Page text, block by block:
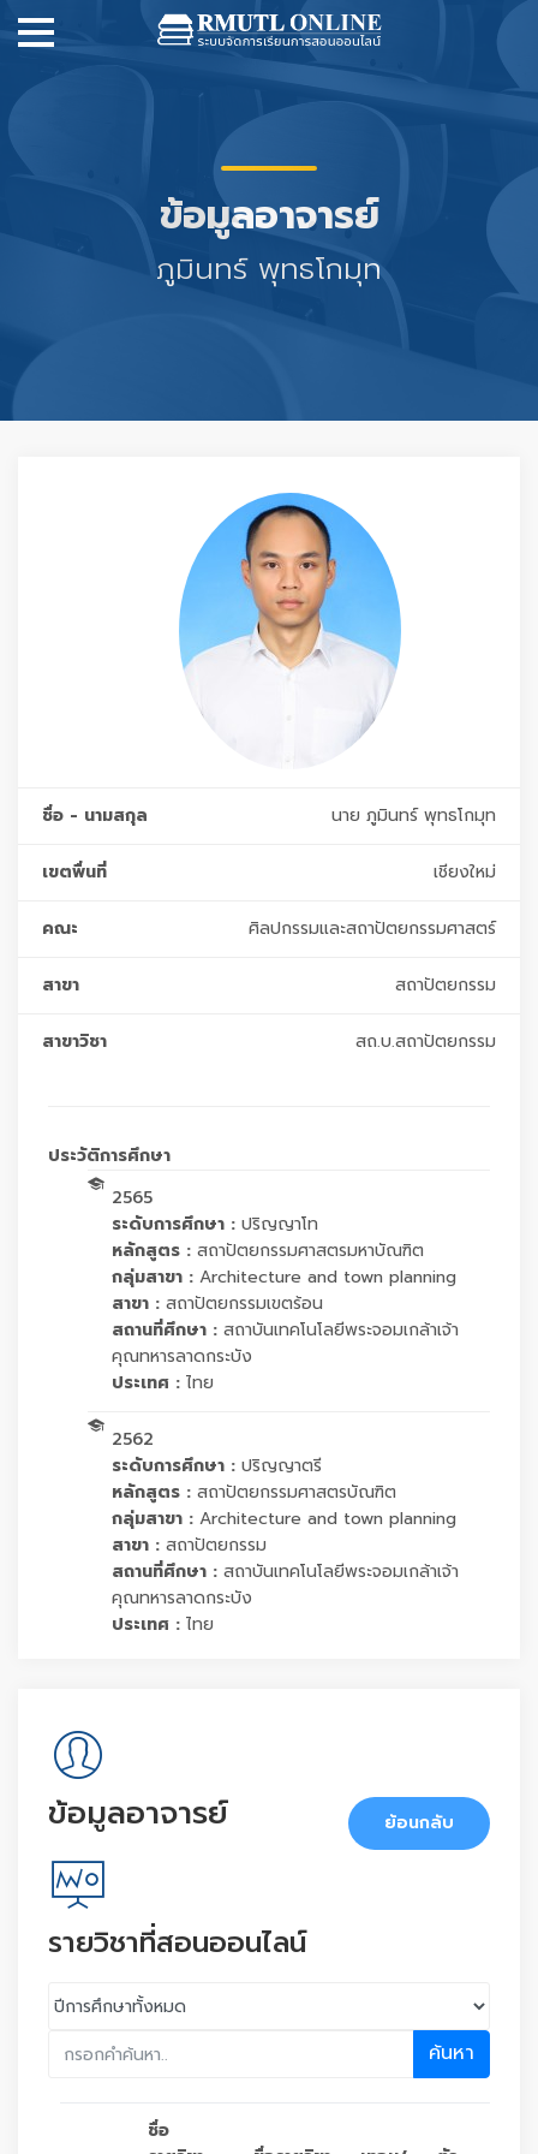
ข้อมูลอาจารย์
ภูมินทร์ พุทธโกมุท
ชื่อ - นามสกุล นาย ภูมินทร์ พุทธโกมุท
เขตพื่นที่ เชียงใหม่
คณะ ศิลปกรรมและสถาปัตยกรรมศาสตร์
สาขา สถาปัตยกรรม
สาขาวิชา สถ.บ.สถาปัตยกรรม
ประวัติการศึกษา
2565
ระดับการศึกษา : ปริญญาโท
หลักสูตร : สถาปัตยกรรมศาสตรมหาบัณฑิต
กลุ่มสาขา : Architecture and town planning
สาขา : สถาปัตยกรรมเขตร้อน
สถานที่ศึกษา : สถาบันเทคโนโลยีพระจอมเกล้าเจ้า
คุณทหารลาดกระบัง
ประเทศ : ไทย
2562
ระดับการศึกษา : ปริญญาตรี
หลักสูตร : สถาปัตยกรรมศาสตรบัณฑิต
กลุ่มสาขา : Architecture and town planning
สาขา : สถาปัตยกรรม
สถานที่ศึกษา : สถาบันเทคโนโลยีพระจอมเกล้าเจ้า
คุณทหารลาดกระบัง
ประเทศ : ไทย
ข้อมูลอาจารย์ ย้อนกลับ
รายวิชาที่สอนออนไลน์
ค้นหา
ชื่อ